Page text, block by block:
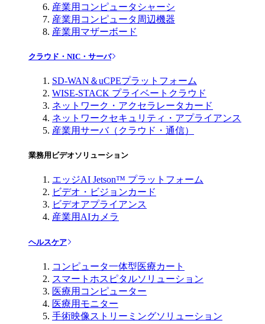
産業用コンピュータシャーシ
産業用コンピュータ周辺機器
産業用マザーボード
クラウド・NIC・サーバ
SD-WAN＆uCPEプラットフォーム
WISE-STACK プライベートクラウド
ネットワーク・アクセラレータカード
ネットワークセキュリティ・アプライアンス
産業用サーバ（クラウド・通信）
業務用ビデオソリューション
エッジAI Jetson™ プラットフォーム
ビデオ・ビジョンカード
ビデオアプライアンス
産業用AIカメラ
ヘルスケア
コンピュータ一体型医療カート
スマートホスピタルソリューション
医療用コンピューター
医療用モニター
手術映像ストリーミングソリューション